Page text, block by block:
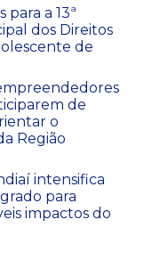
para a 13ª
dos Direitos
de
de
o
Região
intensifica
para
impactos do